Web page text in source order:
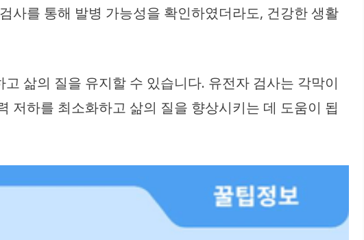
사를 통해 발병 가능성을 확인하였더라도, 건강한 생활
삶의 질을 유지할 수 있습니다. 유전자 검사는 각막이
저하를 최소화하고 삶의 질을 향상시키는 데 도움이 됩